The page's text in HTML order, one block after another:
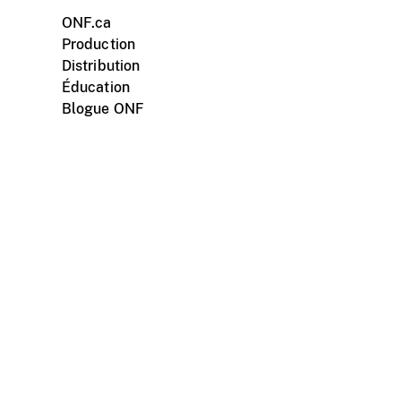
ONF.ca
Production
Distribution
Éducation
Blogue ONF